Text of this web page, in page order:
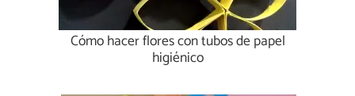
Cómo hacer flores con tubos de papel
higiénico